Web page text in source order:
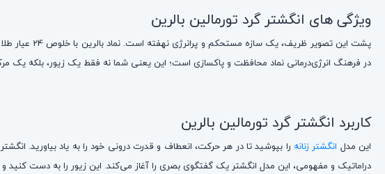
ویژگی های انگشتر گرد تورمالین بالرین
پشت این
در فرهنگ انرژی‌درمانی نماد محافظت و پاکسازی است؛ این یعنی شما نه فقط یک زیور، بلکه یک مرکز انرژی مثبت به دست کرده‌اید. استیل 316 عیار ضدحساسیت، تضمین
کاربرد انگشتر گرد تورمالین بالرین
این مدل انگشتر زنانه را بپوشید تا در هر حرکت، انعطاف و قدرت درونی خود را به یاد بیاورید.
دراماتیک و مفهومی، این مدل انگشتر یک گفتگوی بصری را آغاز می‌کند. این زیور را به دست کنید و